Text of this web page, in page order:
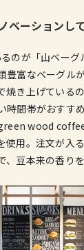
ベーションし
のが「山ベー
豊富なベーグル
焼き上げている
時間帯がおすす
wood
使用。注文が入
豆本来の香り